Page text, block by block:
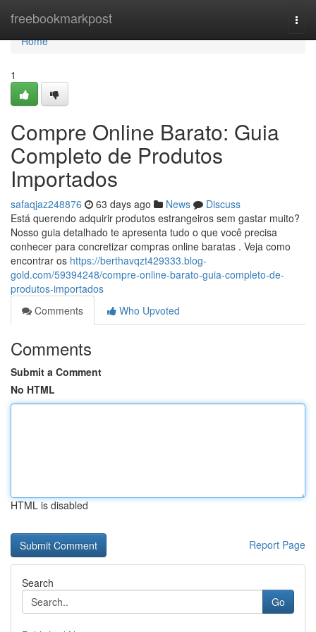
freebookmarkpost
Home
Home
1
Compre Online Barato: Guia
Completo de Produtos
Importados
safaqjaz248876 63 days ago News
Discuss
Está querendo adquirir produtos estrangeiros sem gastar muito?
Nosso guia detalhado te apresenta tudo o que você precisa
conhecer para concretizar compras online baratas . Veja como
encontrar os https://berthavqzt429333.blog-
gold.com/59394248/compre-online-barato-guia-completo-de-
produtos-importados
Comments
Who Upvoted
Comments
Submit a Comment
No HTML
HTML is disabled
Report Page
Search
Go